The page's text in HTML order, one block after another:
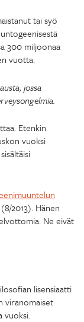
tai syö
300 miljoonaa
vuotta.
jossa
Etenkin
vuoksi
2013). Hänen
Ne eivät
lisensiaatti
viranomaiset
vuoksi.